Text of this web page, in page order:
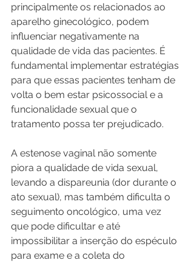
principalmente os relacionados ao
aparelho ginecológico, podem
influenciar negativamente na
qualidade de vida das pacientes. É
fundamental implementar estratégias
para que essas pacientes tenham de
volta o bem estar psicossocial e a
funcionalidade sexual que o
tratamento possa ter prejudicado.
A estenose vaginal não somente
piora a qualidade de vida sexual,
levando a dispareunia (dor durante o
ato sexual), mas também dificulta o
seguimento oncológico, uma vez
que pode dificultar e até
impossibilitar a inserção do espéculo
para exame e a coleta do